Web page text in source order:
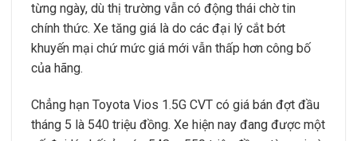
từng ngày, dù thị trường vẫn có động thái chờ tin
chính thức. Xe tăng giá là do các đại lý cắt bớt
khuyến mại chứ mức giá mới vẫn thấp hơn công bố
của hãng.
Chẳng hạn Toyota Vios 1.5G CVT có giá bán đợt đầu
tháng 5 là 540 triệu đồng. Xe hiện nay đang được một